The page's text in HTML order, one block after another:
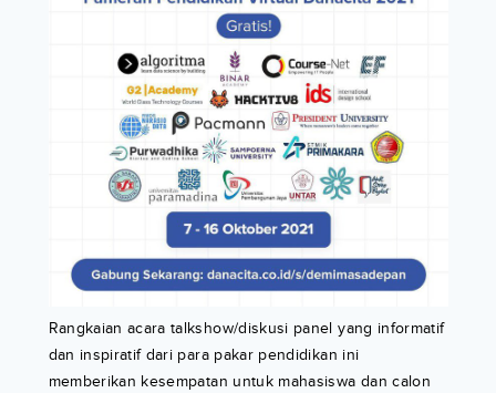
Rangkaian acara talkshow/diskusi panel yang informatif
dan inspiratif dari para pakar pendidikan ini
memberikan kesempatan untuk mahasiswa dan calon